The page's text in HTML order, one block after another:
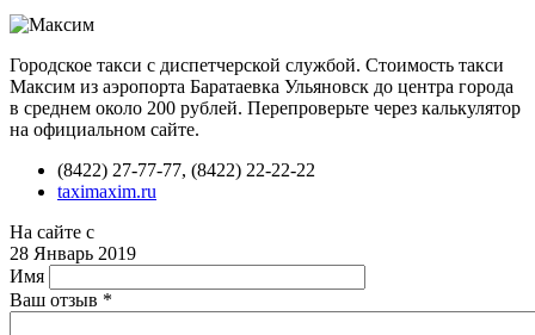
Городское такси с диспетчерской службой. Стоимость такси
Максим из аэропорта Баратаевка Ульяновск до центра города
в среднем около 200 рублей. Перепроверьте через калькулятор
на официальном сайте.
(8422) 27-77-77, (8422) 22-22-22
taximaxim.ru
На сайте с
28 Январь 2019
Имя
Ваш отзыв *